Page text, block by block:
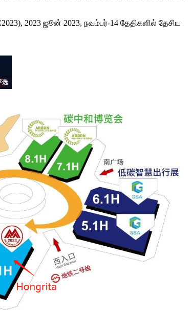
2023 ஜூன் 2023, நவம்பர்-14 தேதிகளில் தேசிய